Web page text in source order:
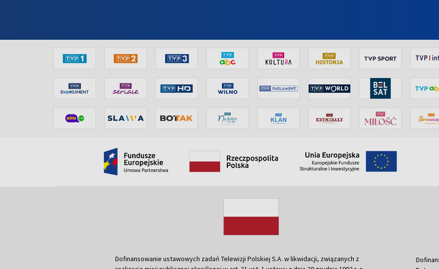
Dofinansowanie ustawowych zadań Telewizji Polskiej S.A. w likwidacji, związanych z